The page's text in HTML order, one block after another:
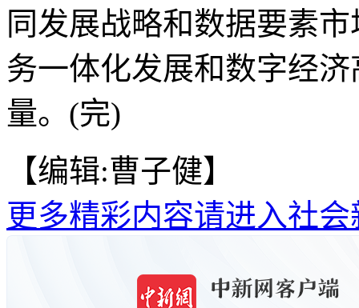
同发展战略和数据要素
务一体化发展和数字经
量。(完)
【编辑:曹子健】
更多精彩内容请进入社会